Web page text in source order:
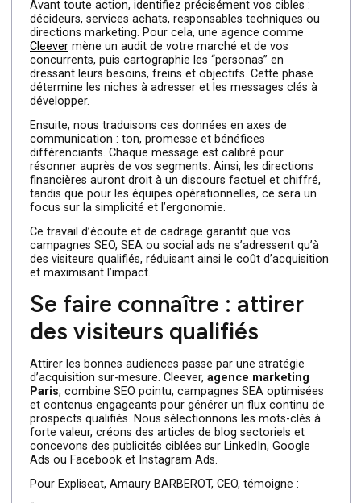
Savoir se positionner :
définir les cibles et les
messages
décideurs, services achats, responsables techniques ou
directions marketing. Pour cela, une agence comme
Cleevermène un audit de votre marché et de vos
concurrents, puis cartographie les “personas” en
dressant leurs besoins, freins et objectifs. Cette phase
détermine les niches à adresser et les messages clés à
Ensuite, nous traduisons ces données en axes de
communication : ton, promesse et bénéfices
différenciants. Chaque message est calibré pour
résonner auprès de vos segments. Ainsi, les directions
financières auront droit à un discours factuel et chiffré,
tandis que pour les équipes opérationnelles, ce sera un
focus sur la simplicité et l’ergonomie.
Ce travail d’écoute et de cadrage garantit que vos
campagnes SEO, SEA ou social ads ne s’adressent qu’à
des visiteurs qualifiés, réduisant ainsi le coût
et maximisant l’impact.
Se faire connaître : attirer
des visiteurs qualifiés